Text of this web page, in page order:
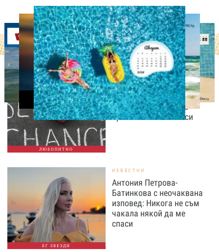
Оферти
ЛЮБОПИТНО
ЛЮБОПИТНО
Август е месецът на
вторите шансове: Защо
точно сега най-често
променяме живота си
БГ ЗВЕЗДИ
ИЗВЕСТНИ
Антония Петрова-
Батинкова с неочаквана
изповед: Никога не съм
чакала някой да ме
спаси